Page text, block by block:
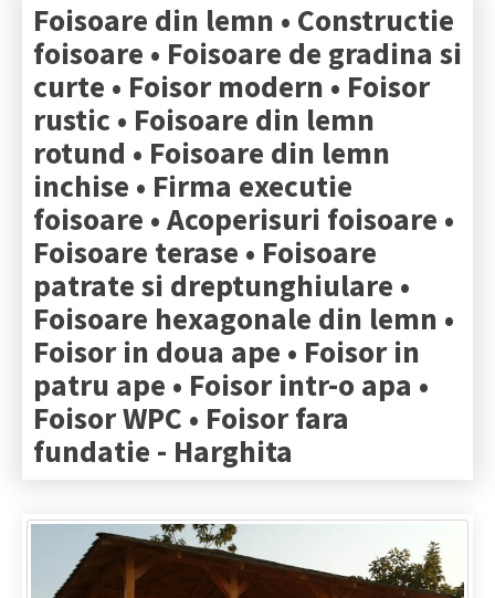
Foisoare din lemn • Constructie
foisoare • Foisoare de gradina si
curte • Foisor modern • Foisor
rustic • Foisoare din lemn
rotund • Foisoare din lemn
inchise • Firma executie
foisoare • Acoperisuri foisoare •
Foisoare terase • Foisoare
patrate si dreptunghiulare •
Foisoare hexagonale din lemn •
Foisor in doua ape • Foisor in
patru ape • Foisor intr-o apa •
Foisor WPC • Foisor fara
fundatie - Harghita